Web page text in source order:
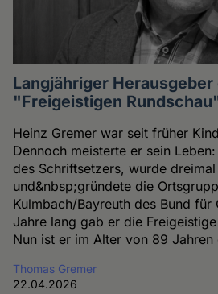
Langjähriger Herausgeber
"Freigeistigen
Heinz Gremer war seit früher
Dennoch meisterte er sein
des Schriftsetzers, wurde
und&nbsp;gründete die
Kulmbach/Bayreuth des Bund für
Jahre lang gab er die
Nun ist er im Alter von 89 Jahren
Thomas Gremer
22.04.2026